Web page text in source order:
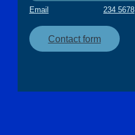
Email 234 5678
Contact form